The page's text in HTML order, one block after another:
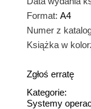
Format: A4
Numer z
Książka w
Zgłoś erratę
Kategorie:
Systemy